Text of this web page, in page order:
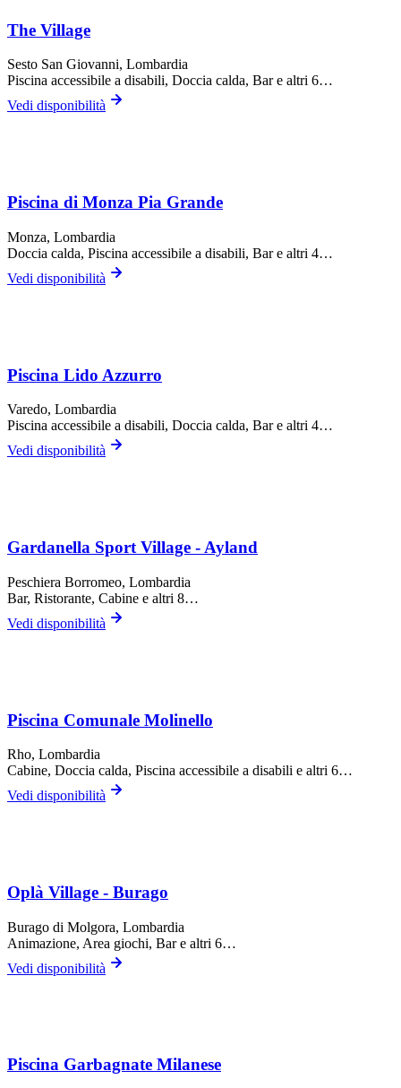
The Village
Sesto San Giovanni, Lombardia
Piscina accessibile a disabili, Doccia calda, Bare altri 6…
Vedi disponibilità
Piscina di Monza Pia Grande
Monza, Lombardia
Doccia calda, Piscina accessibile a disabili, Bare altri 4…
Vedi disponibilità
Piscina Lido Azzurro
Varedo, Lombardia
Piscina accessibile a disabili, Doccia calda, Bare altri 4…
Vedi disponibilità
Gardanella Sport Village - Ayland
Peschiera Borromeo, Lombardia
Bar, Ristorante, Cabine e altri 8…
Vedi disponibilità
Piscina Comunale Molinello
Rho, Lombardia
Cabine, Doccia calda, Piscina accessibile a disabili e altri 6…
Vedi disponibilità
Oplà Village - Burago
Burago di Molgora, Lombardia
Animazione, Area giochi, Bare altri 6…
Vedi disponibilità
Piscina Garbagnate Milanese